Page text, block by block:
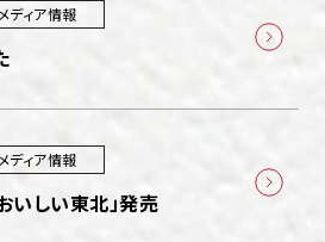
メディア情報
メディア情報
いしい東北」発売